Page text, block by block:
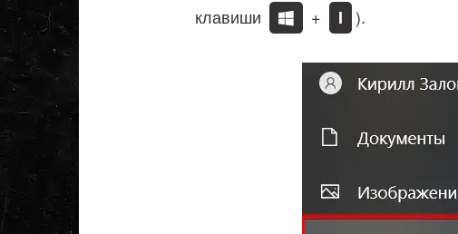
клавиши
+ I ).